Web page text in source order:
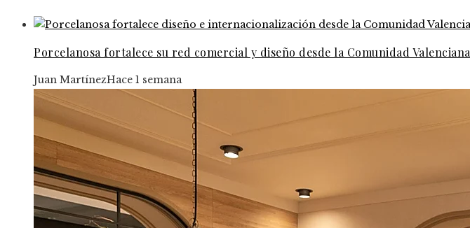
Porcelanosa fortalece su red comercial y diseño desde la Comunidad Valenciana
Juan MartínezHace 1 semana